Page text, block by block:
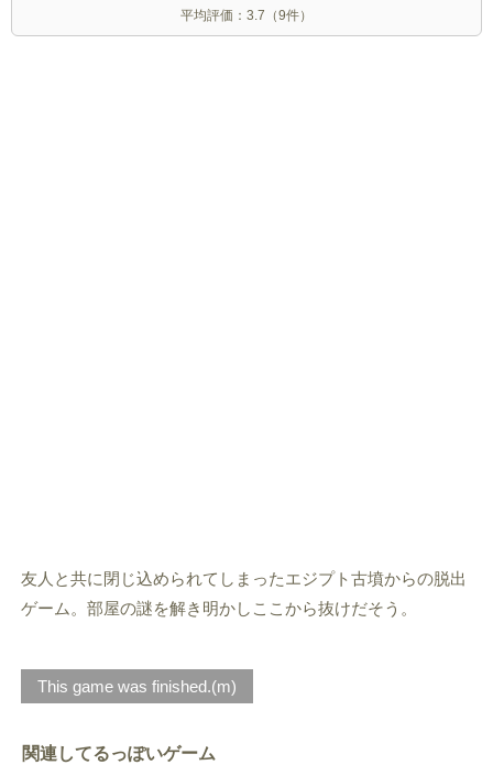
平均評価： 3.7 （9件）
友人と共に閉じ込められてしまったエジプト古墳からの脱出
ゲーム。部屋の謎を解き明かしここから抜けだそう。
This game was finished.(m)
関連してるっぽいゲーム